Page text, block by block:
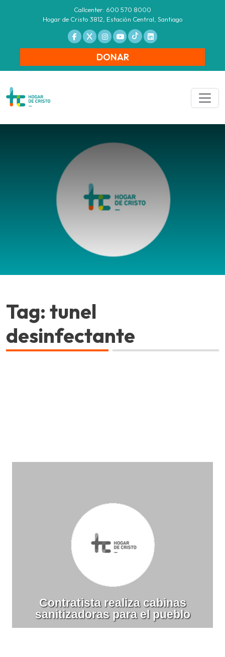
Callcenter: 600 570 8000
Hogar de Cristo 3812, Estación Central, Santiago
DONAR
Tag: tunel
desinfectante
Contratista realiza cabinas
sanitizadoras para el pueblo